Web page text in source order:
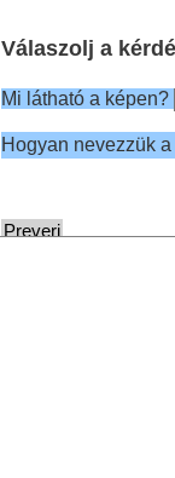
Válaszolj a
Mi látható a képen?
Hogyan nevezzük